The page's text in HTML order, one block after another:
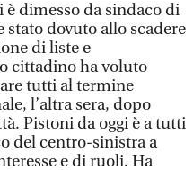
è dimesso da sindaco di
stato dovuto allo scadere
di liste e
cittadino ha voluto
tutti al termine
l’altra sera, dopo
Pistoni da oggi è a tutti
del centro-sinistra a
e di ruoli. Ha